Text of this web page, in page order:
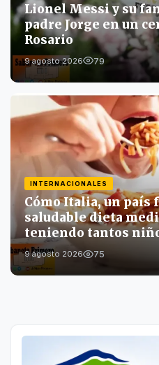
Lionel Messi y su
padre Jorge en un
Rosario
9 agosto 2026 79
INTERNACIONALES
Cómo Italia, un país
saludable dieta
teniendo tantos
9 agosto 2026 75